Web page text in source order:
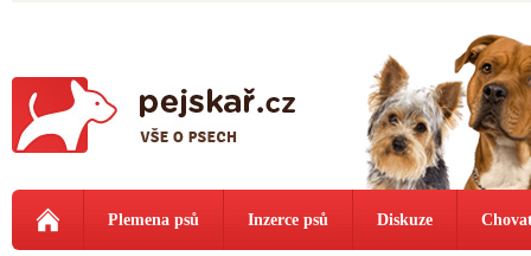
Plemena psů Inzerce psů Diskuze